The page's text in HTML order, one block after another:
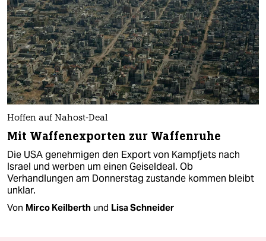
Hoffen auf Nahost-Deal
Mit Waffenexporten zur Waffenruhe
Die USA genehmigen den Export von Kampfjets nach
Israel und werben um einen Geiseldeal. Ob
Verhandlungen am Donnerstag zustande kommen bleibt
unklar.
Von Mirco Keilberth und Lisa Schneider